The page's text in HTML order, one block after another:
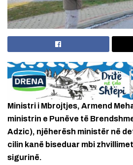
Ministri i Mbrojtjes, Armend
ministrin e Punëve të
Adzic), njëherësh ministër në
cilin kanë biseduar mbi
sigurinë.